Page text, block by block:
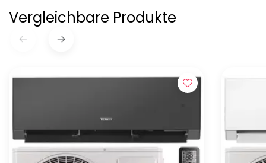
Vergleichbare Produkte